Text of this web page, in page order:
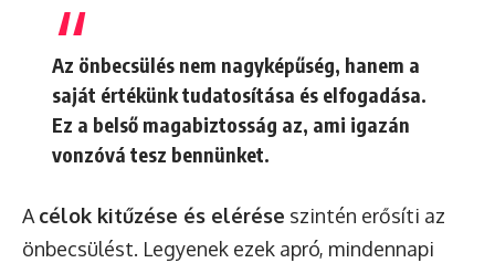
Az önbecsülés nem nagyképűség, hanem a
saját értékünk tudatosítása és elfogadása.
Ez a belső magabiztosság az, ami igazán
vonzóvá tesz bennünket.
A célok kitűzése és elérése szintén erősíti az
önbecsülést. Legyenek ezek apró, mindennapi